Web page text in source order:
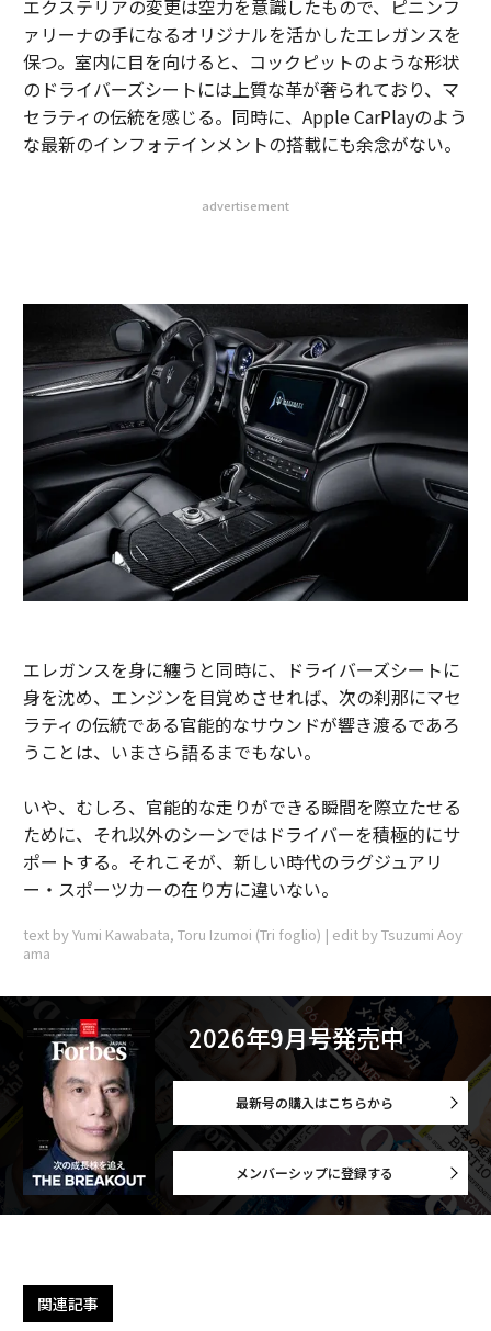
エクステリアの変更は空力を意識したもので、ピニンフ
ァリーナの手になるオリジナルを活かしたエレガンスを
保つ。室内に目を向けると、コックピットのような形状
のドライバーズシートには上質な革が奢られており、マ
セラティの伝統を感じる。同時に、Apple CarPlayのよう
な最新のインフォテインメントの搭載にも余念がない。
advertisement
エレガンスを身に纏うと同時に、ドライバーズシートに
身を沈め、エンジンを目覚めさせれば、次の刹那にマセ
ラティの伝統である官能的なサウンドが響き渡るであろ
うことは、いまさら語るまでもない。
いや、むしろ、官能的な走りができる瞬間を際立たせる
ために、それ以外のシーンではドライバーを積極的にサ
ポートする。それこそが、新しい時代のラグジュアリ
ー・スポーツカーの在り方に違いない。
text by Yumi Kawabata, Toru Izumoi (Tri foglio) | edit by Tsuzumi Aoy
ama
2026年9月号発売中
最新号の購入はこちらから
メンバーシップに登録する
関連記事